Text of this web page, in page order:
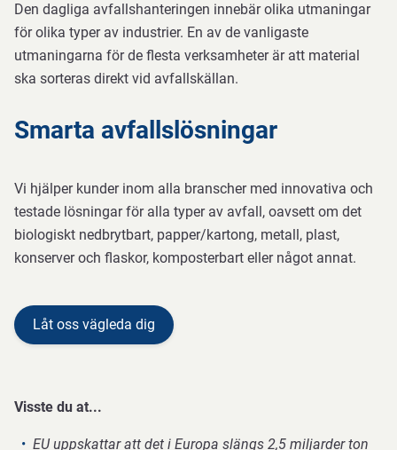
Den dagliga avfallshanteringen innebär olika utmaningar
för olika typer av industrier. En av de vanligaste
utmaningarna för de flesta verksamheter är att material
ska sorteras direkt vid avfallskällan.
Smarta avfallslösningar
Vi hjälper kunder inom alla branscher med innovativa och
testade lösningar för alla typer av avfall, oavsett om det
biologiskt nedbrytbart, papper/kartong, metall, plast,
konserver och flaskor, komposterbart eller något annat.
Låt oss vägleda dig
Visste du at...
EU uppskattar att det i Europa slängs 2,5 miljarder ton